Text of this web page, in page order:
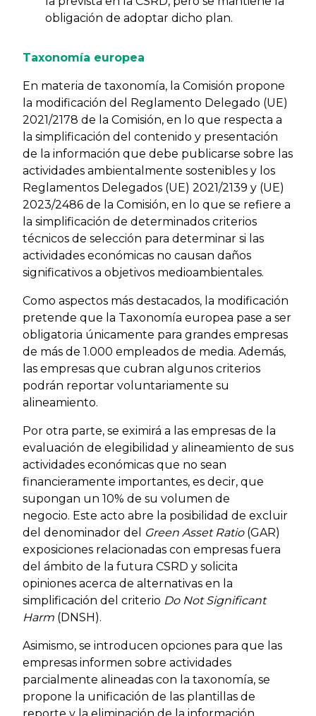
obligación de adoptar dicho plan.
Taxonomía europea
En materia de taxonomía, la Comisión propone
la modificación del Reglamento Delegado (UE)
2021/2178 de la Comisión, en lo que respecta a
la simplificación del contenido y presentación
de la información que debe publicarse sobre las
actividades ambientalmente sostenibles y los
Reglamentos Delegados (UE) 2021/2139 y (UE)
2023/2486 de la Comisión, en lo que se refiere a
la simplificación de determinados criterios
técnicos de selección para determinar si las
actividades económicas no causan daños
significativos a objetivos medioambientales.
Como aspectos más destacados, la modificación
pretende que la Taxonomía europea pase a ser
obligatoria únicamente para grandes empresas
de más de 1.000 empleados de media. Además,
las empresas que cubran algunos criterios
podrán reportar voluntariamente su
alineamiento.
Por otra parte, se eximirá a las empresas de la
evaluación de elegibilidad y alineamiento de sus
actividades económicas que no sean
financieramente importantes, es decir, que
supongan un 10% de su volumen de
negocio. Este acto abre la posibilidad de excluir
del denominador del
Green Asset Ratio(GAR)
exposiciones relacionadas con empresas fuera
del ámbito de la futura CSRD y solicita
opiniones acerca de alternativas en la
simplificación del criterio Do Not Significant
Harm (DNSH).
Asimismo, se introducen opciones para que las
empresas informen sobre actividades
parcialmente alineadas con la taxonomía, se
propone la unificación de las plantillas de